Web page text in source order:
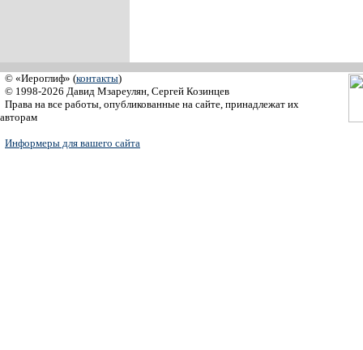
© «Иероглиф» (контакты)
© 1998-2026 Давид Мзареулян, Сергей Козинцев
Права на все работы, опубликованные на сайте, принадлежат их
авторам
Информеры для вашего сайта